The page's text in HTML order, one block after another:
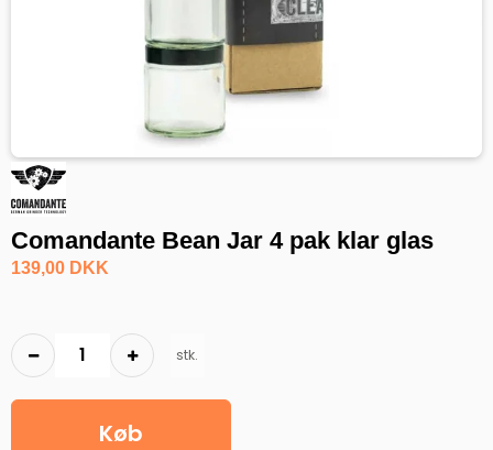
Comandante Bean Jar 4 pak klar glas
139,00 DKK
stk.
Køb